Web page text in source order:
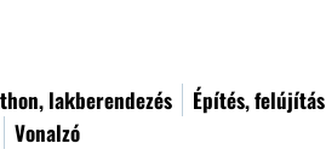
lakberendezés Építés, felújítás
Vonalzó